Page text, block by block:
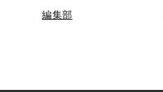
編集部